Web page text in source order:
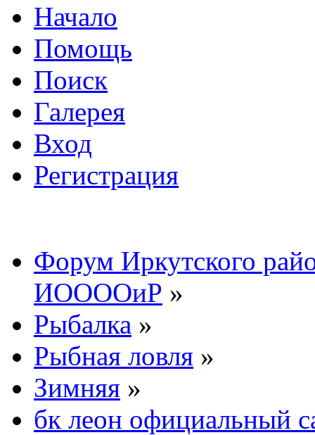
Начало
Помощь
Поиск
Галерея
Вход
Регистрация
Форум Иркутского
ИООООиР »
Рыбалка »
Рыбная ловля »
Зимняя »
бк леон официальный